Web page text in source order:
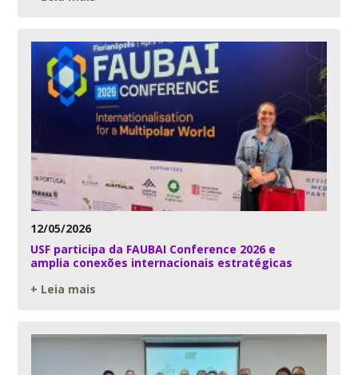
12/05/2026
USF participa da FAUBAI Conference 2026 e
amplia conexões internacionais estratégicas
+ Leia mais